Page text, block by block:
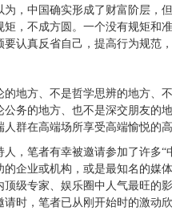
，中国确实形成了财富阶层，
，不成方圆。一个没有规矩和
认真反省自己，提高行为规范
地方、不是哲学思辨的地方、
务的地方、也不是深交朋友的
群在高端场所享受高端愉悦的高
，笔者有幸被邀请参加了许多“
企业或机构，或是最知名的媒
级专家、娱乐圈中人气最旺的
时，笔者已从刚开始时的激动